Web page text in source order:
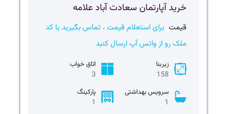
خرید آپارتمان سعادت آباد علامه
قیمت برای استعلام قیمت ، تماس بگیرید یا کد
ملک رو از واتس آپ ارسال کنید
زیربنا
158
اتاق خواب
3
سرویس بهداشتی
1
پارکینگ
1